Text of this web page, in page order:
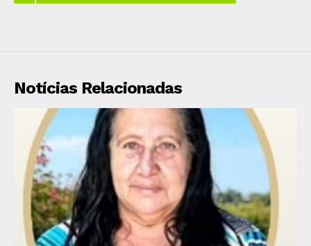
Notícias Relacionadas